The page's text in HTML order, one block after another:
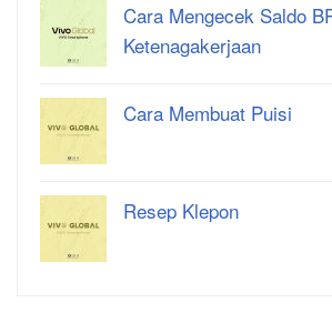
Cara Mengecek Saldo
Ketenagakerjaan
Cara Membuat Puisi
Resep Klepon